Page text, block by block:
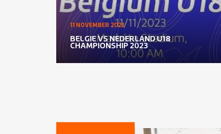
11 NOVEMBER 2023
BELGIE VS NEDERLAND U18
CHAMPIONSHIP 2023